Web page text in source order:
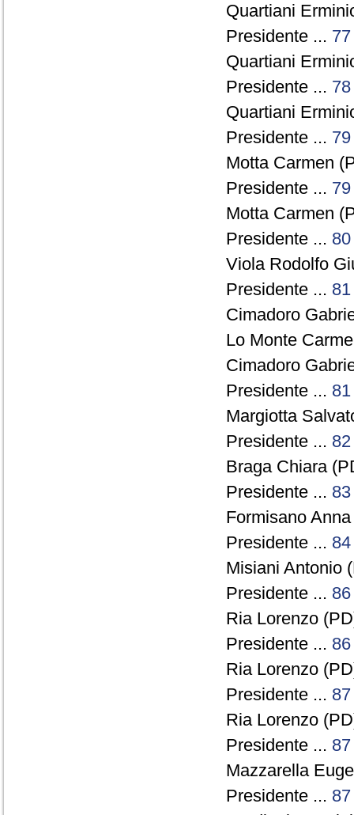
Quartiani
Presidente ... 77
Quartiani
Presidente ... 78
Quartiani
Presidente ... 79
Motta Carmen
Presidente ... 79
Motta Carmen
Presidente ... 80
Viola Rodolfo
Presidente ... 81
Cimadoro
Lo Monte
Cimadoro
Presidente ... 81
Margiotta
Presidente ... 82
Braga Chiara
Presidente ... 83
Formisano
Presidente ... 84
Misiani Antonio
Presidente ... 86
Ria Lorenzo
Presidente ... 86
Ria Lorenzo
Presidente ... 87
Ria Lorenzo
Presidente ... 87
Mazzarella
Presidente ... 87